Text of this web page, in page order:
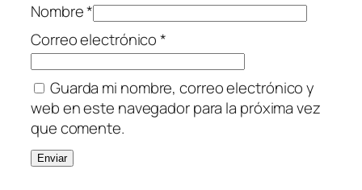
Nombre*
Correo electrónico*
Guarda mi nombre, correo electrónico y
web en este navegador para la próxima vez
que comente.